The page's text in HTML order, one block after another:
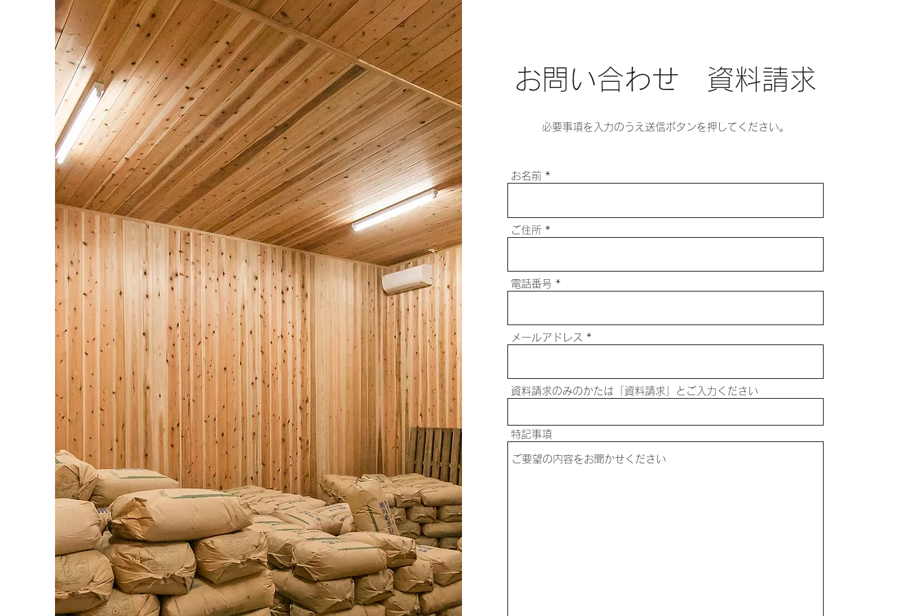
​お問い合わせ 資料請求
​必要事項を入力のうえ送信ボタンを押してください。
お名前
ご住所
電話番号
メールアドレス
資料請求のみのかたは「資料請求」とご入力ください
特記事項